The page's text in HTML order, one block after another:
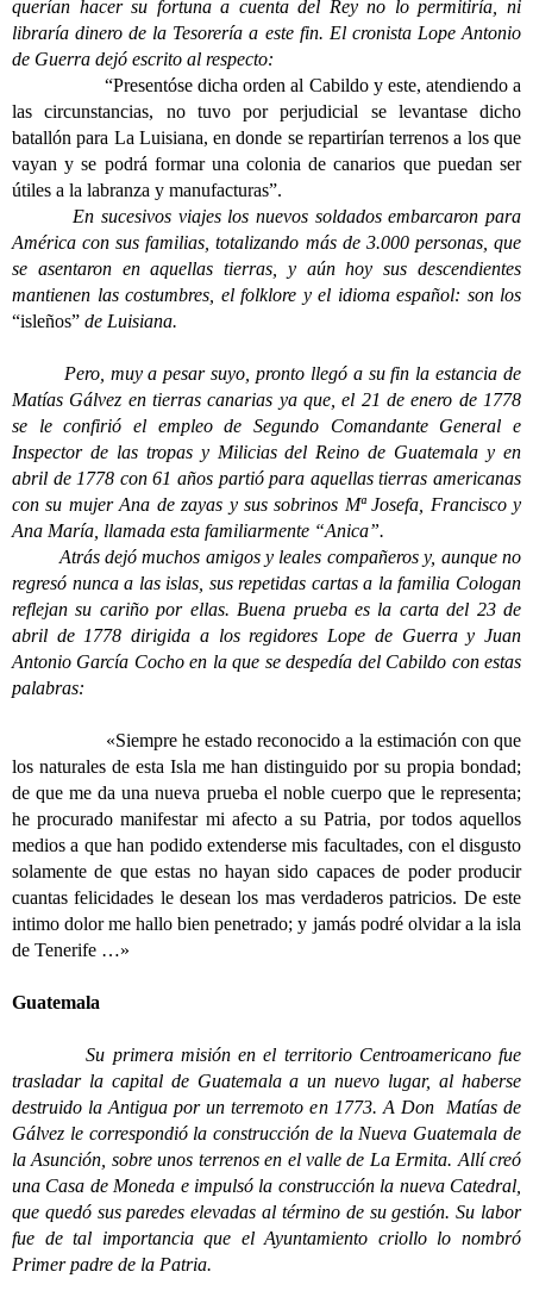
querían hacer su fortuna a cuenta del Rey no lo permitiría, ni
libraría dinero de la Tesorería a este fin. El cronista Lope Antonio
de Guerra dejó escrito al respecto:
“Presentóse dicha orden al Cabildo y este, atendiendo a
las circunstancias, no tuvo por perjudicial se levantase dicho
batallón para La Luisiana, en donde se repartirían terrenos a los que
vayan y se podrá formar una colonia de canarios que puedan ser
útiles a la labranza y manufacturas”.
En sucesivos viajes los nuevos soldados embarcaron para
América con sus familias, totalizando más de 3.000 personas, que
se asentaron en aquellas tierras, y aún hoy sus descendientes
mantienen las costumbres, el folklore y el idioma español: son los
“isleños” de Luisiana.
Pero, muy a pesar suyo, pronto llegó a su fin la estancia de
Matías Gálvez en tierras canarias ya que, el 21 de enero de 1778
se le confirió el empleo de Segundo Comandante General e
Inspector de las tropas y Milicias del Reino de Guatemala y en
abril de 1778 con 61 años partió para aquellas tierras americanas
con su mujer Ana de zayas y sus sobrinos Mª Josefa, Francisco y
Ana María, llamada esta familiarmente “Anica”.
Atrás dejó muchos amigos y leales compañeros y, aunque no
regresó nunca a las islas, sus repetidas cartas a la familia Cologan
reflejan su cariño por ellas. Buena prueba es la carta del 23 de
abril de 1778 dirigida a los regidores Lope de Guerra y Juan
Antonio García Cocho en la que se despedía del Cabildo con estas
palabras:
«Siempre he estado reconocido a la estimación con que
los naturales de esta Isla me han distinguido por su propia bondad;
de que me da una nueva prueba el noble cuerpo que le representa;
he procurado manifestar mi afecto a su Patria, por todos aquellos
medios a que han podido extenderse mis facultades, con el disgusto
solamente de que estas no hayan sido capaces de poder producir
cuantas felicidades le desean los mas verdaderos patricios. De este
intimo dolor me hallo bien penetrado; y jamás podré olvidar a la isla
de Tenerife …»
Guatemala
Su primera misión en el territorio Centroamericano fue
trasladar la capital de Guatemala a un nuevo lugar, al haberse
destruido la Antigua por un terremoto en 1773. A Don Matías de
Gálvez le correspondió la construcción de la Nueva Guatemala de
la Asunción, sobre unos terrenos en el valle de La Ermita. Allí creó
una Casa de Moneda e impulsó la construcción la nueva Catedral,
que quedó sus paredes elevadas al término de su gestión. Su labor
fue de tal importancia que el Ayuntamiento criollo lo nombró
Primer padre de la Patria.